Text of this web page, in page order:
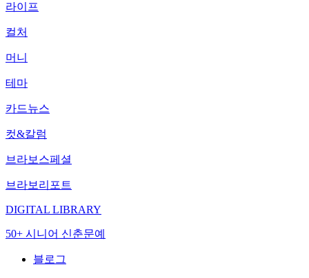
라이프
컬처
머니
테마
카드뉴스
컷&칼럼
브라보스페셜
브라보리포트
DIGITAL LIBRARY
50+ 시니어 신춘문예
블로그